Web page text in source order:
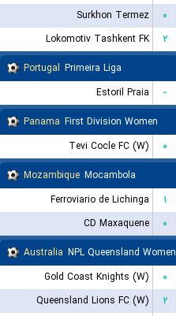
Surkhon Termez
۰
Lokomotiv Tashkent FK
۲
Portugal Primeira Liga
Estoril Praia
-
Panama First Division Women
Tevi Cocle FC (W)
۰
Mozambique Mocambola
Ferroviario de Lichinga
۱
CD Maxaquene
۰
Australia NPL Queensland Women
Gold Coast Knights (W)
۰
Queensland Lions FC (W)
۲